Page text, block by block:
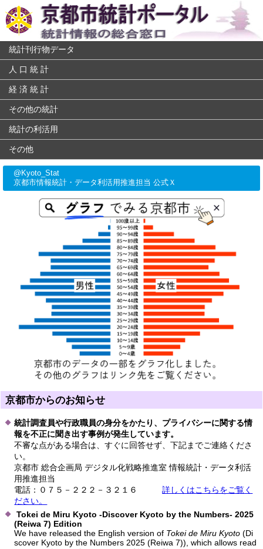
統計刊行物データ
人 口 統 計
経 済 統 計
その他の統計
統計の利活用
その他
@Kyoto_Stat
京都市情報統計・データ利活用推進担当 公式Ｘ
京都市からのお知らせ
統計調査員や行政職員の身分をかたり、プライバシーに関する情
報を不正に聞き出す事例が発生しています。
不審な点がある場合は、すぐに回答せず、下記までご連絡くださ
い。
京都市 総合企画局 デジタル化戦略推進室 情報統計・データ利活
用推進担当
電話：０７５－２２２－３２１６詳しくはこちらをご覧く
ださい。
Tokei de Miru Kyoto -Discover Kyoto by the Numbers- 2025
(Reiwa 7) Edition
We have released the English version of Tokei de Miru Kyoto (Di
scover Kyoto by the Numbers 2025 (Reiwa 7)), which allows read